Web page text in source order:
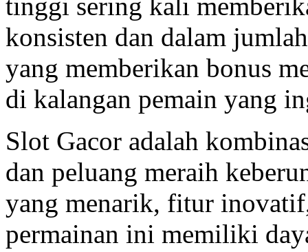
tinggi sering kali
konsisten dan dalam
yang memberikan bonus
di kalangan pemain yang
Slot Gacor adalah
dan peluang meraih
yang menarik, fitur
permainan ini memiliki